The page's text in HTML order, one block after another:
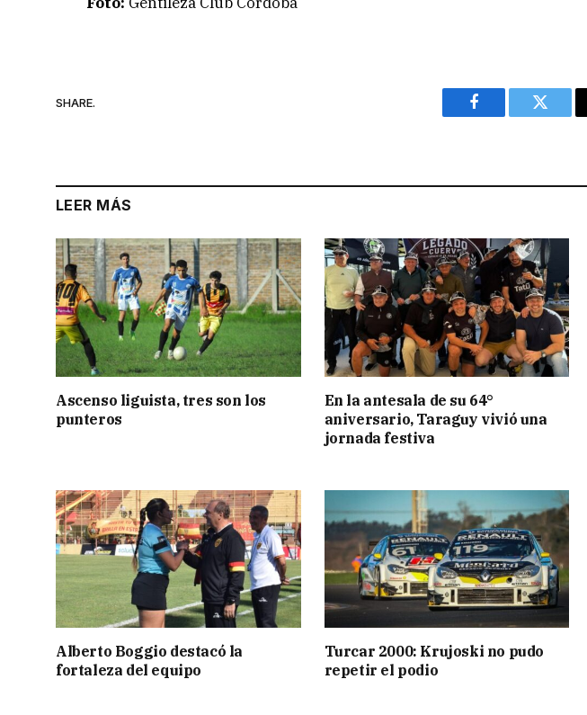
SHARE.
Facebook Twitter
LEER MÁS
Ascenso liguista, tres son los
punteros
En la antesala de su 64°
aniversario, Taraguy vivió una
jornada festiva
Alberto Boggio destacó la
fortaleza del equipo
Turcar 2000: Krujoski no pudo
repetir el podio